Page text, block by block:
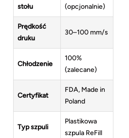
stołu
(opcjonalnie)
Prędkość
druku
30–100 mm/s
Chłodzenie
100%
(zalecane)
Certyfikat
FDA, Made in
Poland
Typ szpuli
Plastikowa
szpula ReFill